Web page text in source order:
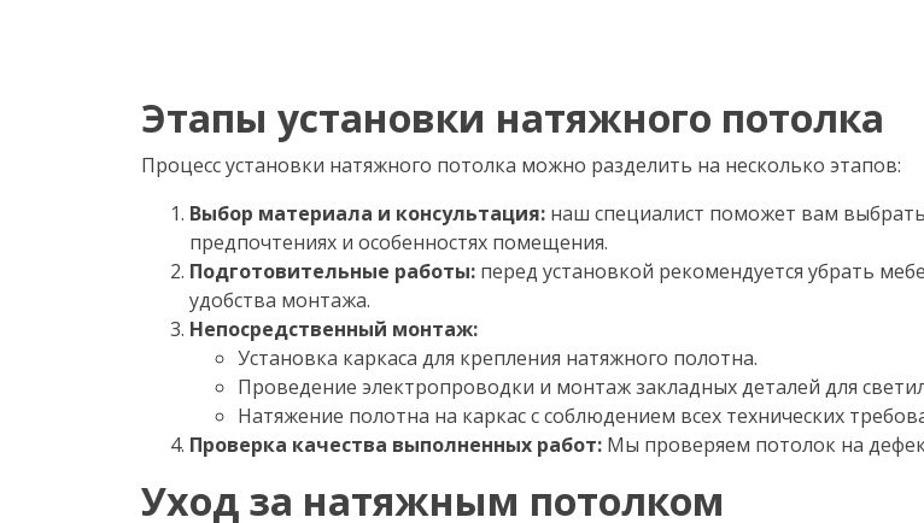
Этапы установки натяжного потолка
Процесс установки натяжного потолка можно разделить на несколько этапов:
Выбор материала и консультация: наш специалист поможет вам
предпочтениях и особенностях помещения.
Подготовительные работы: перед установкой рекомендуется убрать
удобства монтажа.
Непосредственный монтаж:
Установка каркаса для крепления натяжного полотна.
Проведение электропроводки и монтаж закладных деталей для
Натяжение полотна на каркас с соблюдением всех технических
Проверка качества выполненных работ: Мы проверяем потолок на
Уход за натяжным потолком